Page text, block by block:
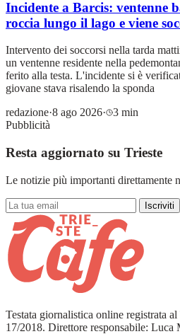
Incidente a Barcis: ventenne
roccia lungo il lago e viene
Intervento dei soccorsi nella tarda
un ventenne residente nella
ferito alla testa. L'incidente si è
giovane stava risalendo la sponda
redazione·8 ago 2026·
3 min
Pubblicità
Resta aggiornato su Trieste
Le notizie più importanti direttamente
Iscriviti
Testata giornalistica online registrata
17/2018. Direttore responsabile: Luca